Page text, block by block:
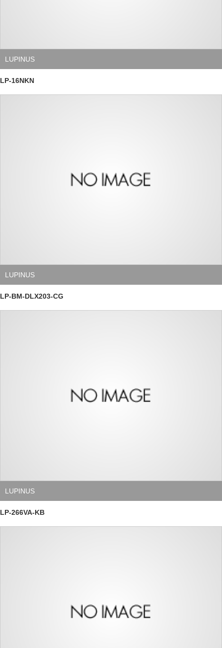
LUPINUS
LP-16NKN
LUPINUS
LP-BM-DLX203-CG
LUPINUS
LP-266VA-KB